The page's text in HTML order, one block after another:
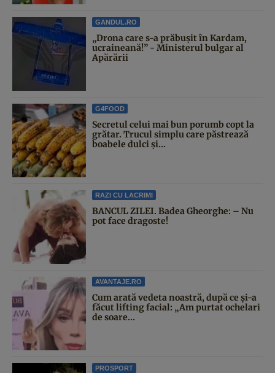
GANDUL.RO
„Drona care s-a prăbușit în Kardam,
ucraineană!” - Ministerul bulgar al
Apărării
G4FOOD
Secretul celui mai bun porumb copt la
grătar. Trucul simplu care păstrează
boabele dulci și...
RAZI CU LACRIMI
BANCUL ZILEI. Badea Gheorghe: – Nu
pot face dragoste!
AVANTAJE.RO
Cum arată vedeta noastră, după ce și-a
făcut lifting facial: „Am purtat ochelari
de soare...
PROSPORT